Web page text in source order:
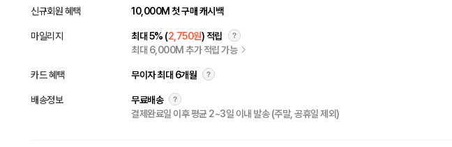
신규회원 혜택 10,000M 첫 구매 캐시백
마일리지 최대 5% (2,750원) 적립
최대 6,000M 추가 적립 가능
카드 혜택 무이자 최대 6개월
배송정보
무료배송
결제완료일 이후 평균 2~3일 이내 발송 (주말, 공휴일 제외)